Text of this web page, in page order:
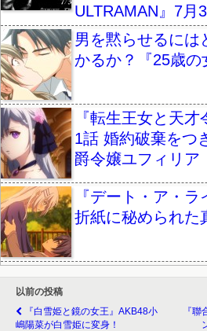
ULTRAMAN』7月
男を黙らせるには
かるか？『25歳
『転生王女と天
1話 婚約破棄をつ
爵令嬢ユフィリア
『デート・ア・
折紙に秘められた
以前の投稿
『白雪姫と鏡の女王』AKB48小
嶋陽菜が白雪姫に変身！
『